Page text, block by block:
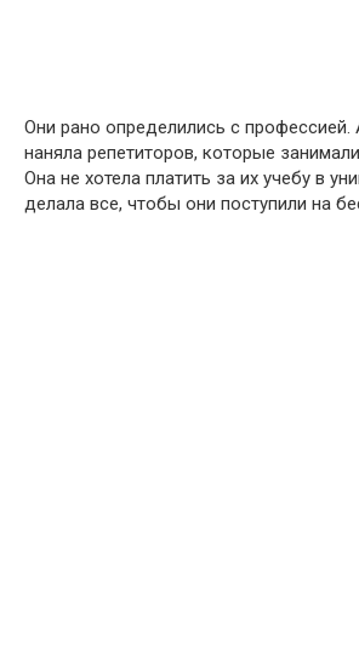
Они рано определились с профессией.
наняла репетиторов, которые
Она не хотела платить за их учебу в
делала все, чтобы они поступили на